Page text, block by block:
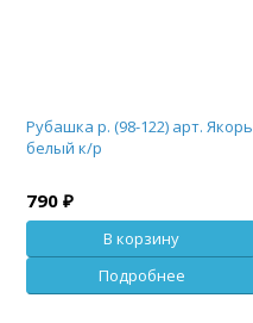
Рубашка р. (98-122) арт. Якорь
белый к/р
790 ₽
В корзину
Подробнее